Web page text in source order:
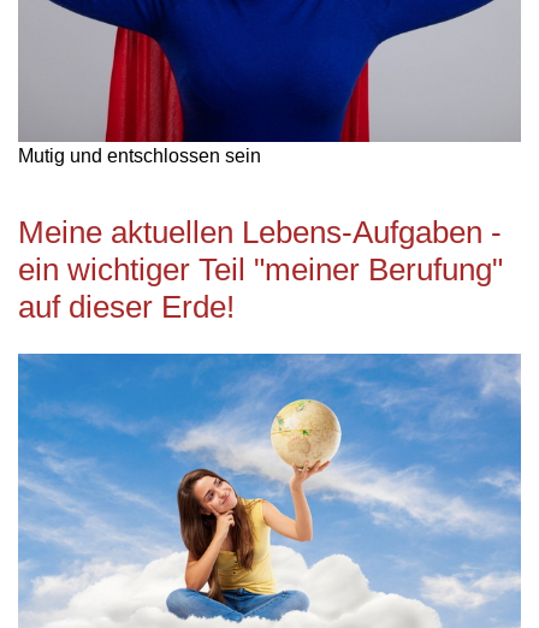
Mutig und entschlossen sein
Meine aktuellen Lebens-Aufgaben -
ein wichtiger Teil "meiner Berufung"
auf dieser Erde!